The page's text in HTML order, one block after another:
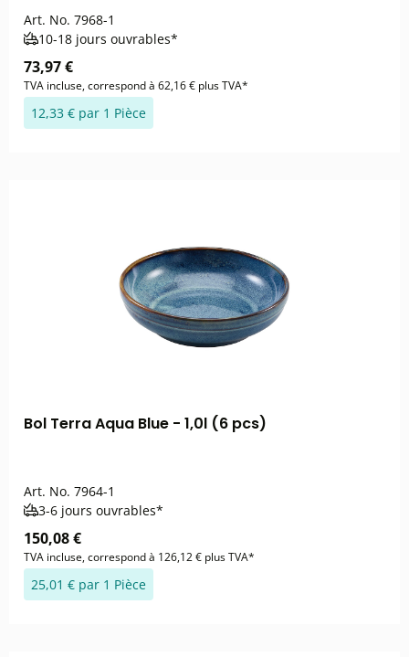
Art. No. 7968-1
10-18 jours ouvrables*
73,97 €
TVA incluse, correspond à 62,16 € plus TVA*
12,33 € par 1 Pièce
Bol Terra Aqua Blue - 1,0l (6 pcs)
Art. No. 7964-1
3-6 jours ouvrables*
150,08 €
TVA incluse, correspond à 126,12 € plus TVA*
25,01 € par 1 Pièce